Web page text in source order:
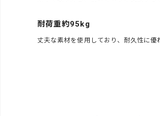
耐荷重約95kg
丈夫な素材を使用しており、耐久性に優